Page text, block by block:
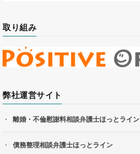
取り組み
弊社運営サイト
離婚・不倫慰謝料相談弁護士ほっとライン
債務整理相談弁護士ほっとライン